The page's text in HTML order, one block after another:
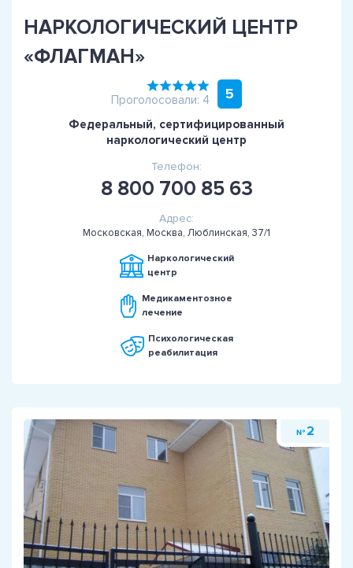
НАРКОЛОГИЧЕСКИЙ ЦЕНТР
«ФЛАГМАН»
Проголосовали: 4 5
Федеральный, сертифицированный
наркологический центр
Телефон:
8 800 700 85 63
Адрес:
Московская, Москва, Люблинская, 37/1
Наркологический
центр
Медикаментозное
лечение
Психологическая
реабилитация
№ 2